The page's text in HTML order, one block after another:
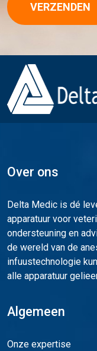
VERZENDEN
Over ons
Delta Medic is dé
apparatuur voor
ondersteuning en
de wereld van de
infuustechnologie
alle apparatuur
Algemeen
Onze expertise